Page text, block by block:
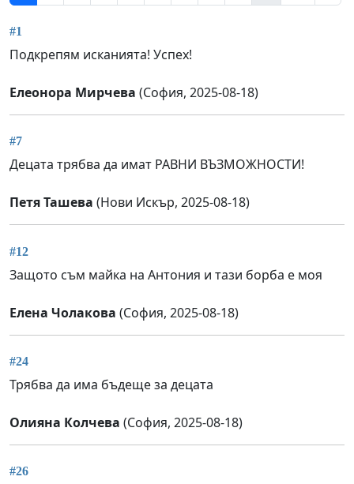
#1
Подкрепям исканията! Успех!
Елеонора Мирчева (София, 2025-08-18)
#7
Децата трябва да имат РАВНИ ВЪЗМОЖНОСТИ!
Петя Ташева (Нови Искър, 2025-08-18)
#12
Защото съм майка на Антония и тази борба е моя
Елена Чолакова (София, 2025-08-18)
#24
Трябва да има бъдеще за децата
Олияна Колчева (София, 2025-08-18)
#26